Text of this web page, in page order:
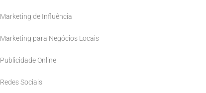
Marketing de Influência
Marketing para Negócios Locais
Publicidade Online
Redes Sociais